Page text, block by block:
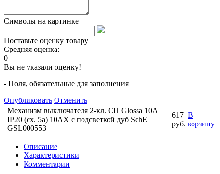
Символы на картинке
Поставьте оценку товару
Средняя оценка:
0
Вы не указали оценку!
- Поля, обязательные для заполнения
Опубликовать Отменить
Механизм выключателя 2-кл. СП Glossa 10А
IP20 (сх. 5а) 10AX с подсветкой дуб SchE
GSL000553
617
руб.
В
корзину
Описание
Характеристики
Комментарии